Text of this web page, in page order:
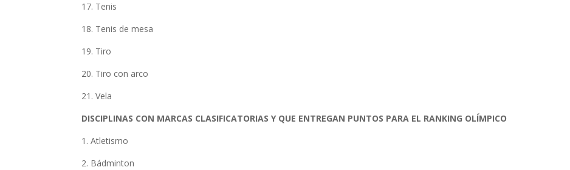
17. Tenis
18. Tenis de mesa
19. Tiro
20. Tiro con arco
21. Vela
DISCIPLINAS CON MARCAS CLASIFICATORIAS Y QUE ENTREGAN PUNTOS PARA EL RANKING OLÍMPICO
1. Atletismo
2. Bádminton